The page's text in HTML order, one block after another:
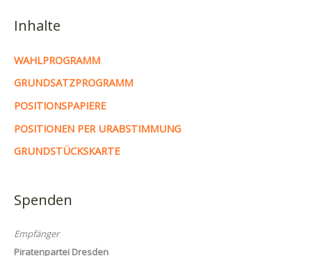
Inhalte
WAHLPROGRAMM
GRUNDSATZPROGRAMM
POSITIONSPAPIERE
POSITIONEN PER URABSTIMMUNG
GRUNDSTÜCKSKARTE
Spenden
Empfänger
Piratenpartei Dresden